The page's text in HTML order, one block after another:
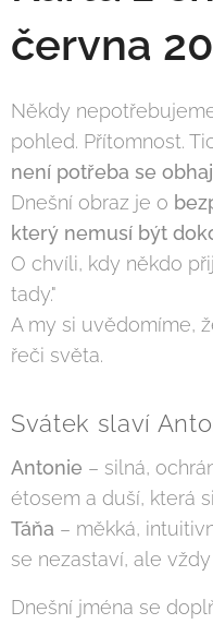
června
Někdy
pohled. Přítomnost.
není potřeba se
Dnešní obraz je o
který nemusí být
O chvíli, kdy někdo
tady."
A my si uvědomíme,
řeči světa.
Svátek slaví
Antonie – silná,
étosem a duší, která
Táňa – měkká,
se nezastaví, ale
Dnešní jména se